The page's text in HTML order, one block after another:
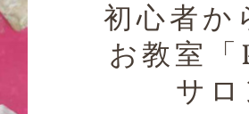
初心者か
お教室
サ